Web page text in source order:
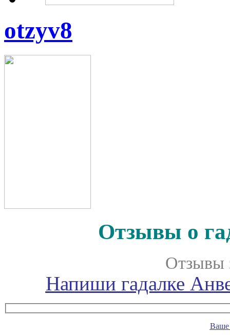
otzyv8
Отзывы о
Отзывы
Напиши гадалке
Ваше